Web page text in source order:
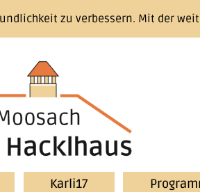
Karli17
zu verbessern. Mit der